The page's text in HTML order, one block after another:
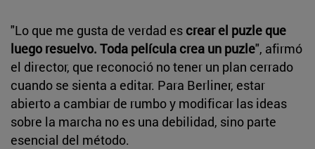
"Lo que me gusta de verdad es crear el puzle que
luego resuelvo. Toda película crea un puzle", afirmó
el director, que reconoció no tener un plan cerrado
cuando se sienta a editar. Para Berliner, estar
abierto a cambiar de rumbo y modificar las ideas
sobre la marcha no es una debilidad, sino parte
esencial del método.